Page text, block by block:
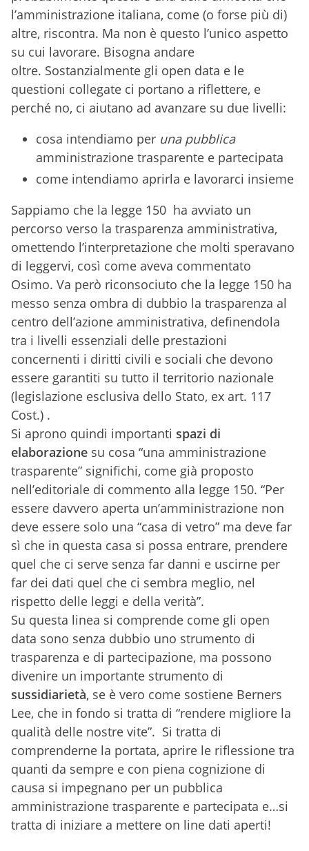
l’amministrazione italiana, come (o forse più di)
altre, riscontra. Ma non è questo l’unico aspetto
su cui lavorare. Bisogna andare
oltre. Sostanzialmente gli open data e le
questioni collegate ci portano a riflettere, e
perché no, ci aiutano ad avanzare su due livelli:
cosa intendiamo per una pubblica
amministrazione trasparente e partecipata
come intendiamo aprirla e lavorarci insieme
Sappiamo che la legge 150 ha avviato un
percorso verso la trasparenza amministrativa,
omettendo l’interpretazione che molti speravano
di leggervi, così come aveva commentato
Osimo. Va però riconsociuto che la legge 150 ha
messo senza ombra di dubbio la trasparenza al
centro dell’azione amministrativa, definendola
tra i livelli essenziali delle prestazioni
concernenti i diritti civili e sociali che devono
essere garantiti su tutto il territorio nazionale
(legislazione esclusiva dello Stato, ex art. 117
Cost.) .
Si aprono quindi importanti spazi di
elaborazione su cosa “una amministrazione
trasparente” significhi, come già proposto
nell’editoriale di commento alla legge 150. “Per
essere davvero aperta un’amministrazione non
deve essere solo una “casa di vetro” ma deve far
sì che in questa casa si possa entrare, prendere
quel che ci serve senza far danni e uscirne per
far dei dati quel che ci sembra meglio, nel
rispetto delle leggi e della verità”.
Su questa linea si comprende come gli open
data sono senza dubbio uno strumento di
trasparenza e di partecipazione, ma possono
divenire un importante strumento di
sussidiarietà, se è vero come sostiene Berners
Lee, che in fondo si tratta di “rendere migliore la
qualità delle nostre vite”. Si tratta di
comprenderne la portata, aprire le riflessione tra
quanti da sempre e con piena cognizione di
causa si impegnano per un pubblica
amministrazione trasparente e partecipata e…si
tratta di iniziare a mettere on line dati aperti!